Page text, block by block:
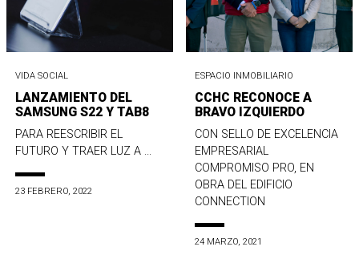
VIDA SOCIAL
LANZAMIENTO DEL
SAMSUNG S22 Y TAB8
PARA REESCRIBIR EL
FUTURO Y TRAER LUZ A ...
23 FEBRERO, 2022
ESPACIO INMOBILIARIO
CCHC RECONOCE A
BRAVO IZQUIERDO
CON SELLO DE EXCELENCIA
EMPRESARIAL
COMPROMISO PRO, EN
OBRA DEL EDIFICIO
CONNECTION
24 MARZO, 2021